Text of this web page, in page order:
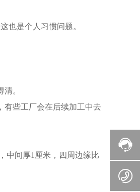
也是个人习惯问题。
。
有些工厂会在后续加工中去
中间厚1厘米，四周边缘比